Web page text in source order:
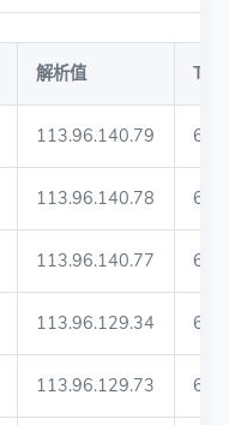
解析值 TTL
113.96.140.79 60
113.96.140.78 60
113.96.140.77 60
113.96.129.34 60
113.96.129.73 60